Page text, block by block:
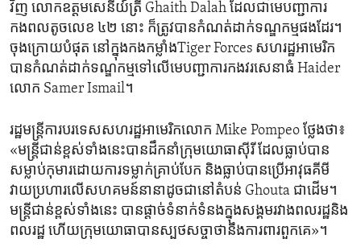
វិញ លោក​ឧត្តមសេនីយ៍ត្រី Ghaith Dalah ដែល​ជា​មេបញ្ជាការ​
កងពលតូច​លេខ ៤២ នោះ ក៏​ត្រូវ​បាន​កំណត់​ដាក់​ទណ្ឌកម្ម​ផងដែរ។
ចុងក្រោយ​បំផុត នៅក្នុង​កងកម្លាំងTiger Forces សហរដ្ឋ​អាមេរិក​
បាន​កំណត់​ដាក់​ទណ្ឌកម្ម​ទៅ​លើ​មេបញ្ជាការ​កងវរសេនា​ធំ Haider
លោក Samer Ismail។
រដ្ឋមន្រ្តី​ការបរទេស​សហរដ្ឋ​អាមេរិក​លោក Mike Pompeo ថ្លែង​ថា៖
«មន្ត្រី​ជាន់​ខ្ពស់​ទាំងនេះ​បាន​ដឹកនាំ​ក្រុម​យោធា​ស៊ីរី ដែល​ធ្លាប់​បាន​
សម្លាប់​កុមារ​ដោយ​ការទម្លាក់​គ្រាប់បែក និង​ធ្លាប់​បាន​ប្រើ​អាវុធ​គីមី​
វាយ​ប្រហារ​លើ​សហគមន៍​នានា​ដូចជា​នៅ​តំបន់ Ghouta ជាដើម។
មន្ត្រី​ជាន់ខ្ពស់​ទាំងនេះ បាន​ផ្តាច់​ទំនាក់ទំនង​ក្នុង​សង្គម​រវាង​ពលរដ្ឋ​និង​
ពលរដ្ឋ ហើយ​ក្រុម​យោធា​បាន​ស្បថ​សច្ចា​ថា​នឹង​ការពារ​ពួកគេ»។